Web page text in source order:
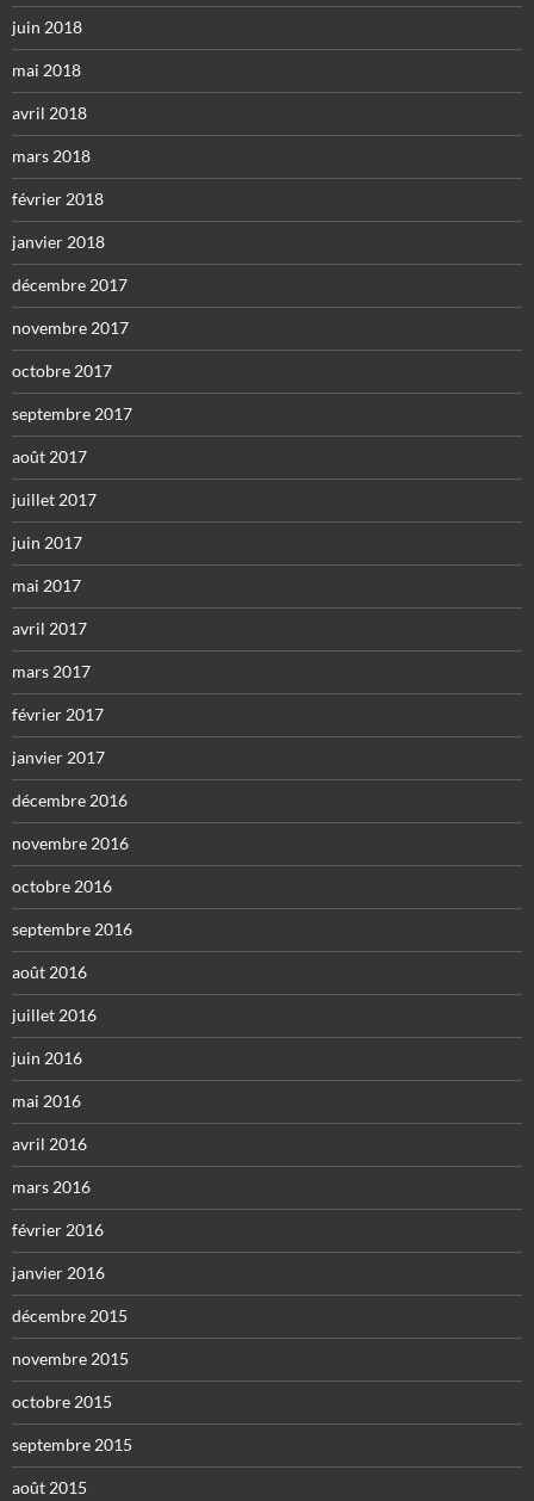
juin 2018
mai 2018
avril 2018
mars 2018
février 2018
janvier 2018
décembre 2017
novembre 2017
octobre 2017
septembre 2017
août 2017
juillet 2017
juin 2017
mai 2017
avril 2017
mars 2017
février 2017
janvier 2017
décembre 2016
novembre 2016
octobre 2016
septembre 2016
août 2016
juillet 2016
juin 2016
mai 2016
avril 2016
mars 2016
février 2016
janvier 2016
décembre 2015
novembre 2015
octobre 2015
septembre 2015
août 2015